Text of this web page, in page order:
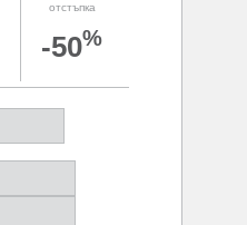
отстъпка
-50%